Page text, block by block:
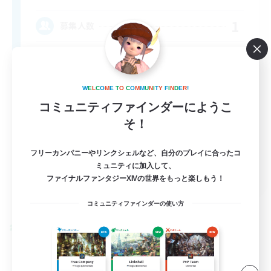
♪♥Helpful♥Fun♥Learning♥♪
募集期間: 2026/09/06 まで
クロスワールドリンクシェル
WELCOM E TO COM MUN TY F N DER!
コミュニティファインダーにようこ
そ！
フリーカンパニーやリンクシェルなど、自分のプレイに合ったコ
ミュニティに加入して、
ファイナルファンタジーXIVの世界をもっと楽しもう！
コミュニティファインダーの使い方